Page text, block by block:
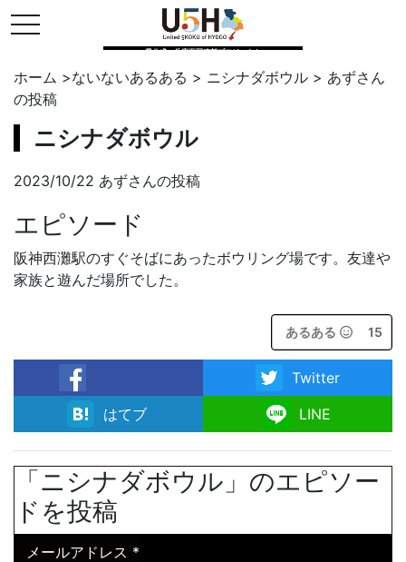
toggle navigation
県公式・兵庫五国連邦プロジェクト
ホーム >ないないあるある > ニシナダボウル > あずさん
の投稿
ニシナダボウル
2023/10/22 あずさんの投稿
エピソード
阪神西灘駅のすぐそばにあったボウリング場です。友達や
家族と遊んだ場所でした。
あるある 15
facebook
Twitter
はてブ
LINE
「ニシナダボウル」のエピソー
ドを投稿
メールアドレス *